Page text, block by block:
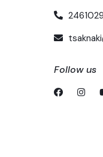
Follow us